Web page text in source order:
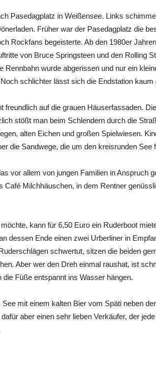
Pasedagplatz in Weißensee. Links
Früher war der Pasedagplatz die
Rockfans begeisterte. Ab den 1980er
von Bruce Springsteen und den Rolling
Rennbahn wurde abgerissen und nur ein
schlichter lässt sich die Endstation kaum
freundlich auf die grauen Häuserfassaden.
stößt man beim Schlendern durch die
alten Eichen und großen Spielwiesen.
die Sandwege, die um den kreisrunden See
vor allem von jungen Familien in Anspruch
Café Milchhäuschen, in dem Rentner
kann für 6,50 Euro ein Ruderboot
dessen Ende einen zwei Urberliner in
schwertut, sitzen die beiden
Aber wer den Dreh einmal raushat, ist
Füße entspannt ins Wasser hängen.
mit einem kalten Bier vom Späti neben
aber einen sehr lieben Verkäufer, der